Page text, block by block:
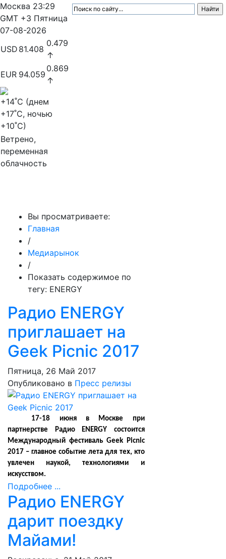
Москва 23:29
GMT +3 Пятница
07-08-2026
USD 81.408
0.479
↑
EUR 94.059
0.869
↑
+14˚C (днем
+17˚C, ночью
+10˚C)
Ветрено,
переменная
облачность
Вы просматриваете:
Главная
/
Медиарынок
/
Показать содержимое по
тегу: ENERGY
Радио ENERGY
приглашает на
Geek Picnic 2017
Пятница, 26 Май 2017
Опубликовано в Пресс релизы
17-18 июня в Москве при
партнерстве Радио ENERGY состоится
Международный фестиваль Geek Picnic
2017 – главное событие лета для тех, кто
увлечен наукой, технологиями и
искусством.
Подробнее ...
Радио ENERGY
дарит поездку
Майами!